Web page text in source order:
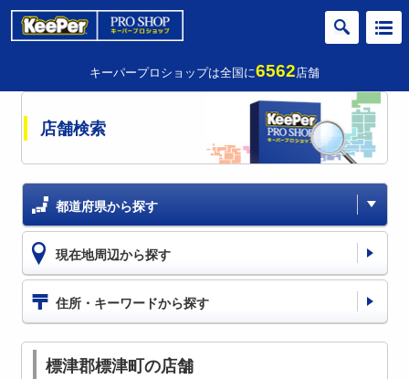
キーパープロショップは全国に6562店舗
店舗検索
都道府県から探す
現在地周辺から探す
住所・キーワードから探す
標津郡標津町の店舗